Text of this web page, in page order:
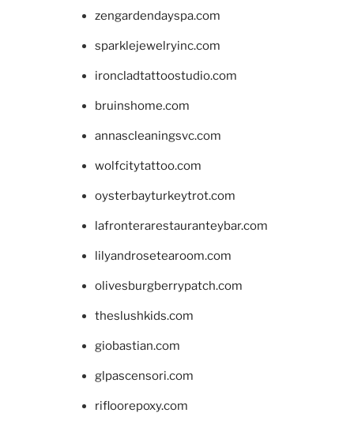
zengardendayspa.com
sparklejewelryinc.com
ironcladtattoostudio.com
bruinshome.com
annascleaningsvc.com
wolfcitytattoo.com
oysterbayturkeytrot.com
lafronterarestauranteybar.com
lilyandrosetearoom.com
olivesburgberrypatch.com
theslushkids.com
giobastian.com
glpascensori.com
rifloorepoxy.com